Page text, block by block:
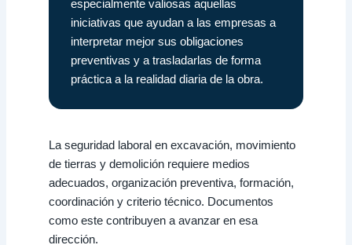
especialmente valiosas aquellas
iniciativas que ayudan a las empresas a
interpretar mejor sus obligaciones
preventivas y a trasladarlas de forma
práctica a la realidad diaria de la obra.
La seguridad laboral en excavación, movimiento
de tierras y demolición requiere medios
adecuados, organización preventiva, formación,
coordinación y criterio técnico. Documentos
como este contribuyen a avanzar en esa
dirección.